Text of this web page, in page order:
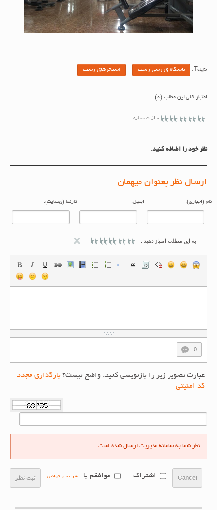
Tags: باشگاه ورزشی رشت استخرهای رشت
امتیاز کلی این مطلب (0)
0 از 5 ستاره
نظر خود را اضافه کنید.
ارسال نظر بعنوان میهمان
(اجباری): ایمیل: تارنما (وبسایت):
به این مطلب امتیاز دهید :
عبارت تصویر زیر را بازنویسی کنید. واضح نیست؟بارگذاری مجدد
کد امنیتی
نظر شما به سامانه مدیریت ارسال شده است.
ثبت نظر Cancel اشتراک موافقم با شرایط و قوانین.